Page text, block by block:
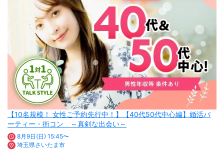
【10名規模！ 女性ご予約先行中！】【40代50代中心編】婚活パ
ーティー・街コン ～真剣な出会い～
8月9日(日) 15:45〜
埼玉県さいたま市